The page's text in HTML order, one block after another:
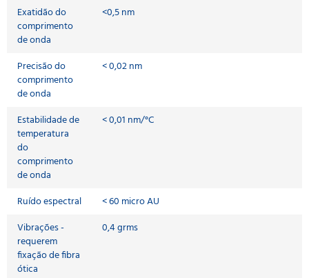
Exatidão do
comprimento
de onda
<0,5 nm
Precisão do
comprimento
de onda
< 0,02 nm
Estabilidade de
temperatura
do
comprimento
de onda
< 0,01 nm/°C
Ruído espectral
< 60 micro AU
Vibrações -
requerem
fixação de fibra
ótica
0,4 grms